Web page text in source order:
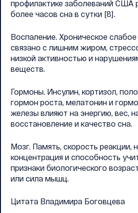
профилактике заболеваний США
более часов сна в сутки [8].
Воспаление. Хроническое
связано с лишним жиром,
низкой активностью и
веществ.
Гормоны. Инсулин, кортизол,
гормон роста, мелатонин и
железы влияют на энергию, вес,
восстановление и качество сна.
Мозг. Память, скорость реакции,
концентрация и способность
признаки биологического
или сила мышц.
Цитата Владимира Боговцева